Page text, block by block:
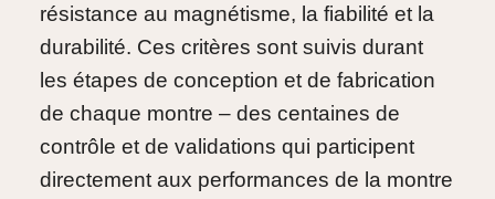
résistance au magnétisme, la fiabilité et la
durabilité. Ces critères sont suivis durant
les étapes de conception et de fabrication
de chaque montre – des centaines de
contrôle et de validations qui participent
directement aux performances de la montre